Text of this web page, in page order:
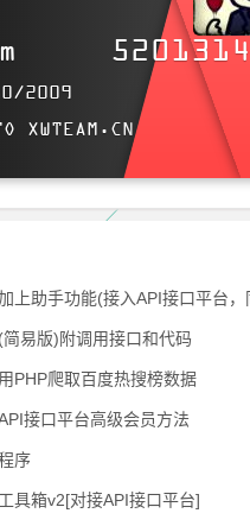
2009
XWTEAM.CN
MyBlog and participate in a pleasant
Welcome to XwTeam ' s Blog , wish
手功能(接入API接口平台，同时支持订阅号
易版)附调用接口和代码
PHP爬取百度热搜榜数据
接口平台高级会员方法
序
具箱v2[对接API接口平台]